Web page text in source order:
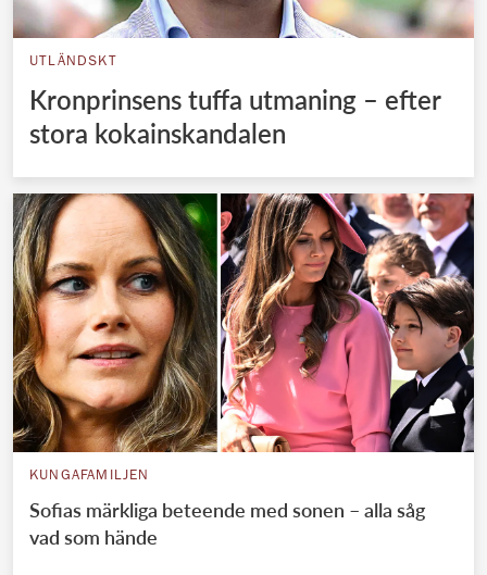
UTLÄNDSKT
Kronprinsens tuffa utmaning – efter
stora kokainskandalen
KUNGAFAMILJEN
Sofias märkliga beteende med sonen – alla såg
vad som hände